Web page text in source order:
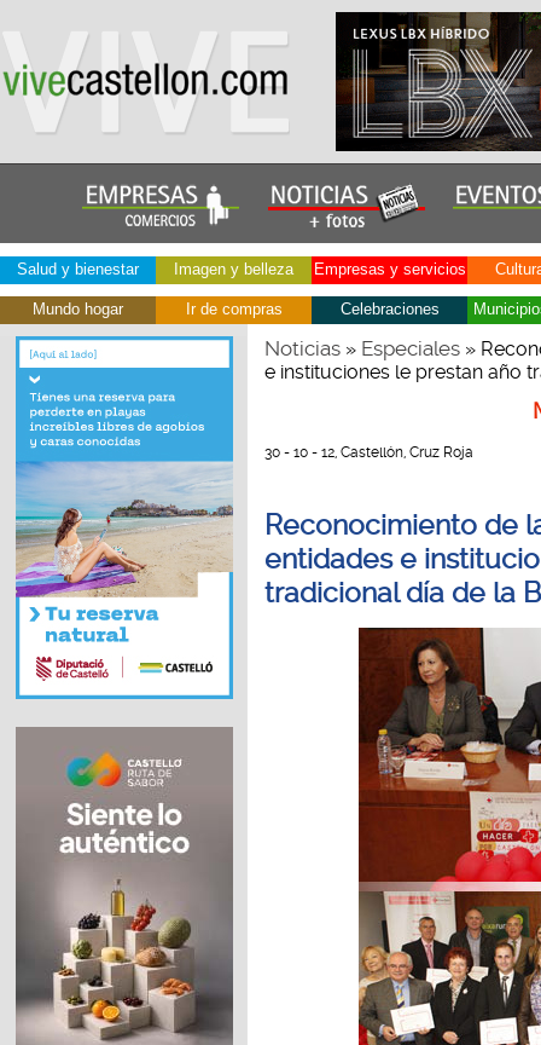
Salud y bienestar Imagen y belleza Empresas y servicios
Mundo hogar Ir de compras Celebraciones
Noticias» Especiales»
e instituciones le prestan año
30 - 10 - 12, Castellón, Cruz Roja
Reconocimiento de
entidades e
tradicional día de la